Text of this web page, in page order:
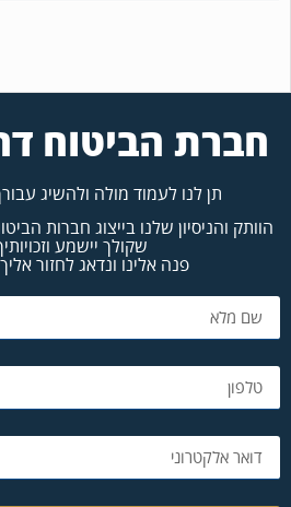
חברת הביטוח
תן לנו לעמוד מולה ולהשיג
הוותק והניסיון שלנו בייצוג חברות
שקולך יישמע
פנה אלינו ונדאג לחזור אליך עד